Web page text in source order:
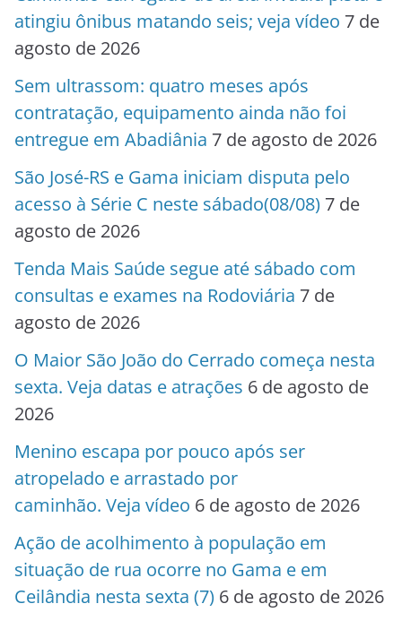
atingiu ônibus matando seis; veja vídeo 7 de
agosto de 2026
Sem ultrassom: quatro meses após
contratação, equipamento ainda não foi
entregue em Abadiânia 7 de agosto de 2026
São José-RS e Gama iniciam disputa pelo
acesso à Série C neste sábado(08/08) 7 de
agosto de 2026
Tenda Mais Saúde segue até sábado com
consultas e exames na Rodoviária 7 de
agosto de 2026
O Maior São João do Cerrado começa nesta
sexta. Veja datas e atrações 6 de agosto de
2026
Menino escapa por pouco após ser
atropelado e arrastado por
caminhão. Veja vídeo 6 de agosto de 2026
Ação de acolhimento à população em
situação de rua ocorre no Gama e em
Ceilândia nesta sexta (7) 6 de agosto de 2026